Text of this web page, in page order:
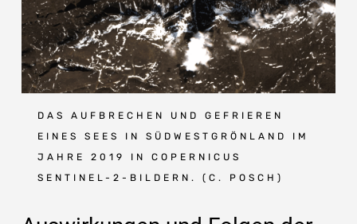
DAS AUFBRECHEN UND GEFRIEREN
EINES SEES IN SÜDWESTGRÖNLAND IM
JAHRE 2019 IN COPERNICUS
SENTINEL-2-BILDERN. (C. POSCH)